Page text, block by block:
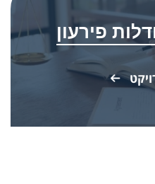
פירעון